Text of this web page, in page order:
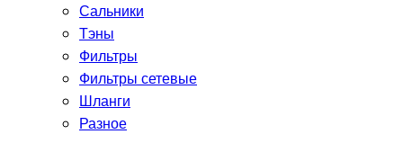
Сальники
Тэны
Фильтры
Фильтры сетевые
Шланги
Разное